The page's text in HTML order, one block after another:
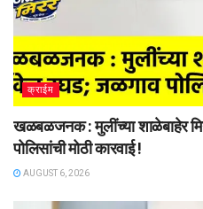
क्राईम
खळबळजनक : मुलींच्या शाळेबाहेर
पोलिसांची मोठी कारवाई !
AUGUST 6, 2026